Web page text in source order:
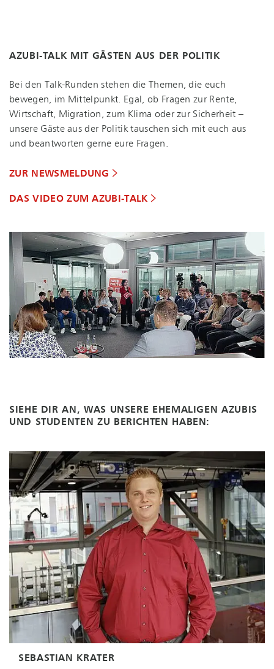
AZUBI-TALK MIT GÄSTEN AUS DER POLITIK
Bei den Talk-Runden stehen die Themen, die euch
bewegen, im Mittelpunkt. Egal, ob Fragen zur Rente,
Wirtschaft, Migration, zum Klima oder zur Sicherheit –
unsere Gäste aus der Politik tauschen sich mit euch aus
und beantworten gerne eure Fragen.
ZUR NEWSMELDUNG
DAS VIDEO ZUM AZUBI-TALK
SIEHE DIR AN, WAS UNSERE EHEMALIGEN AZUBIS
UND STUDENTEN ZU BERICHTEN HABEN:
SEBASTIAN KRATER
MARIO KÖNIG
Bachelor of Arts - Leiter Vertrieb Deutschland
DENNIS SOMMER